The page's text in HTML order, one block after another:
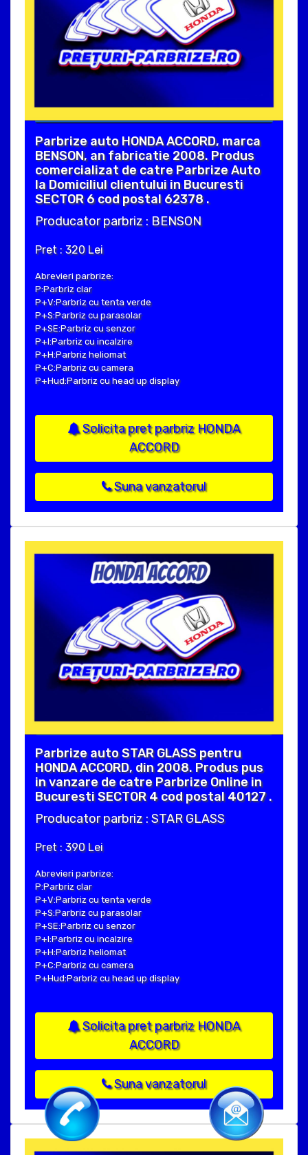
Parbrize auto HONDA ACCORD, marca
BENSON, an fabricatie 2008. Produs
comercializat de catre Parbrize Auto
la Domiciliul clientului in Bucuresti
SECTOR 6 cod postal 62378 .
Producator parbriz : BENSON
Pret : 320 Lei
Abrevieri parbrize:
P:Parbriz clar
P+V:Parbriz cu tenta verde
P+S:Parbriz cu parasolar
P+SE:Parbriz cu senzor
P+I:Parbriz cu incalzire
P+H:Parbriz heliomat
P+C:Parbriz cu camera
P+Hud:Parbriz cu head up display
Solicita pret parbriz HONDA
ACCORD
Suna vanzatorul
Parbrize auto STAR GLASS pentru
HONDA ACCORD, din 2008. Produs pus
in vanzare de catre Parbrize Online in
Bucuresti SECTOR 4 cod postal 40127 .
Producator parbriz : STAR GLASS
Pret : 390 Lei
Abrevieri parbrize:
P:Parbriz clar
P+V:Parbriz cu tenta verde
P+S:Parbriz cu parasolar
P+SE:Parbriz cu senzor
P+I:Parbriz cu incalzire
P+H:Parbriz heliomat
P+C:Parbriz cu camera
P+Hud:Parbriz cu head up display
Solicita pret parbriz HONDA
ACCORD
Suna vanzatorul